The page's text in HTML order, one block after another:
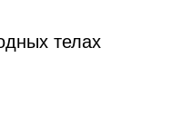
телах